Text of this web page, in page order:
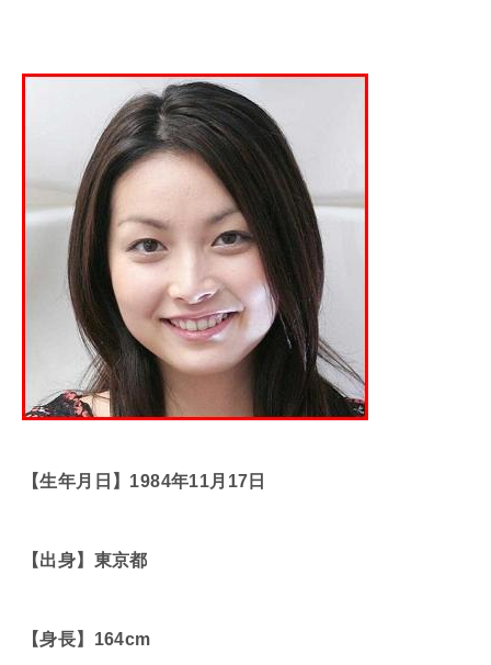
【生年月日】1984年11月17日
【出身】東京都
【身長】164cm